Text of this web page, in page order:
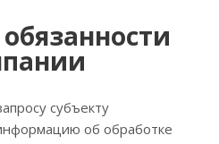
субъекту
об обработке